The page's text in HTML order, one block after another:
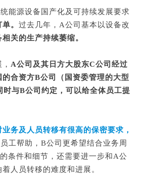
能源设备国产化及可持续发展要求
。 过去几年，A公司基本以设备改
关的生产持续萎缩。
A公司及其日方大股东C公司经过
合资方B公司（国资委管理的大型
与B公司约定，可以给全体员工提
务及人员转移有很高的保密要求，
工帮助，B公司更希望结合业务周
条件和细节，还需要进一步和A公
人员转移的难度和进展。